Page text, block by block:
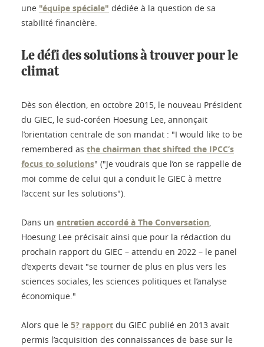
une "équipe spéciale" dédiée à la question de sa
stabilité financière.
Le défi des solutions à trouver pour le
climat
Dès son élection, en octobre 2015, le nouveau Président
du GIEC, le sud-coréen Hoesung Lee, annonçait
l’orientation centrale de son mandat : "I would like to be
remembered as the chairman that shifted the IPCC’s
focus to solutions" ("Je voudrais que l’on se rappelle de
moi comme de celui qui a conduit le GIEC à mettre
l’accent sur les solutions").
Dans un entretien accordé à The Conversation,
Hoesung Lee précisait ainsi que pour la rédaction du
prochain rapport du GIEC – attendu en 2022 – le panel
d’experts devait "se tourner de plus en plus vers les
sciences sociales, les sciences politiques et l’analyse
économique."
Alors que le 5? rapport du GIEC publié en 2013 avait
permis l’acquisition des connaissances de base sur le